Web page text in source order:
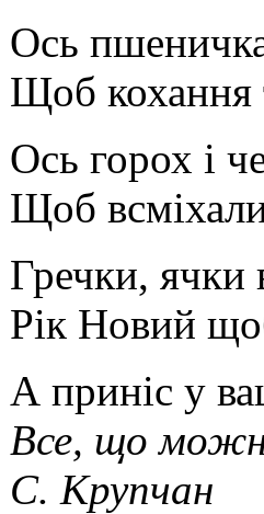
Ось
Щоб кохання
Ось горох і
Щоб
Гречки, ячки
Рік Новий
А приніс у
Все, що
С. Крупчан